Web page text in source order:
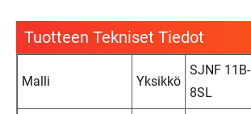
Tuotteen Tekniset Tiedot
Malli Yksikkö
SJNF 11B-
8SL